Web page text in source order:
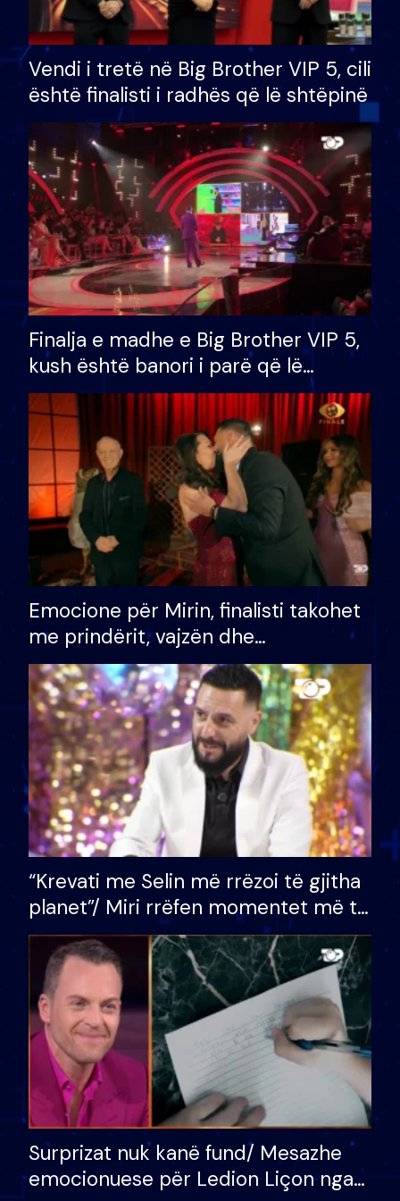
Vendi i tretë në Big Brother VIP 5, cili
është finalisti i radhës që lë shtëpinë
Finalja e madhe e Big Brother VIP 5,
kush është banori i parë që lë
shtëpinë dhe humb mundësinë për
të fituar çmimin e madh
Emocione për Mirin, finalisti takohet
me prindërit, vajzën dhe
bashkëshorten: S’kemi ndonjë letër
divorci apo jo?
“Krevati me Selin më rrëzoi të gjitha
planet”/ Miri rrëfen momentet më të
bukura në shtëpinë e BB VIP: Do më
mungojë zilja e mëngjesit kur…
Surprizat nuk kanë fund/ Mesazhe
emocionuese për Ledion Liçon nga